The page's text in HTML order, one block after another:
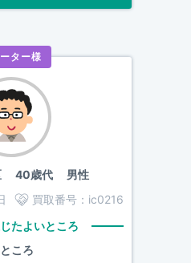
ター様
40歳代 男性
買取番号： ic0216
たよいところ
ころ